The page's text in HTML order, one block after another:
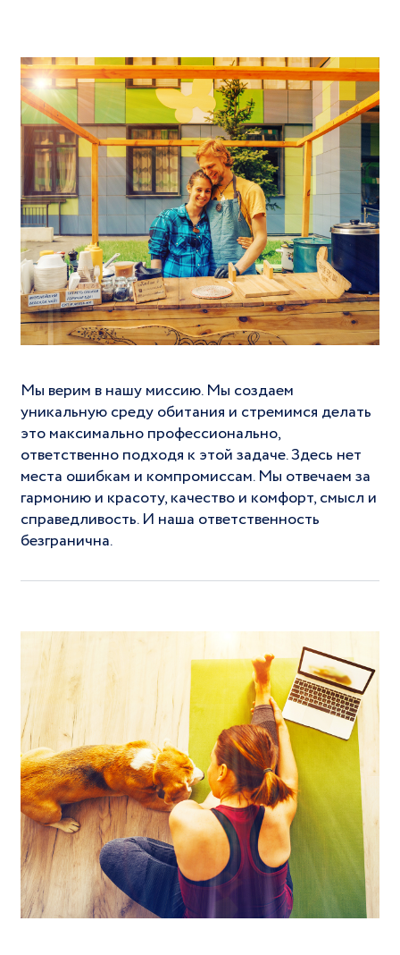
Мы верим в нашу миссию. Мы создаем
уникальную среду обитания и стремимся делать
это максимально профессионально,
ответственно подходя к этой задаче. Здесь нет
места ошибкам и компромиссам. Мы отвечаем за
гармонию и красоту, качество и комфорт, смысл и
справедливость. И наша ответственность
безгранична.